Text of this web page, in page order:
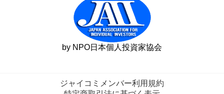
by NPO日本個人投資家協会
ジャイコミメンバー利用規約